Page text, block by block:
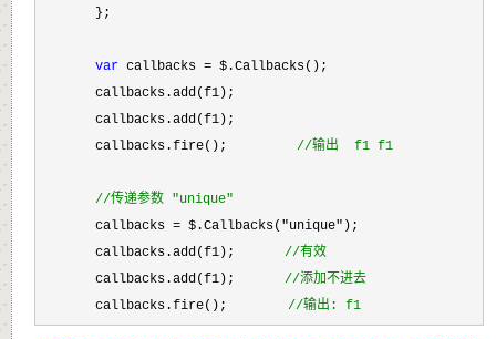
       };
var callbacks = $.Callbacks();
       callbacks.add(f1);
       callbacks.add(f1);
       callbacks.fire();
//输出  f1 f1
//传递参数 "unique"
       callbacks = $.Callbacks("unique"
);
       callbacks.add(f1);
//有效
       callbacks.add(f1);
//添加不进去
       callbacks.fire();
//输出: f1